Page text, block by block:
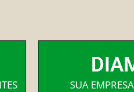
SUA